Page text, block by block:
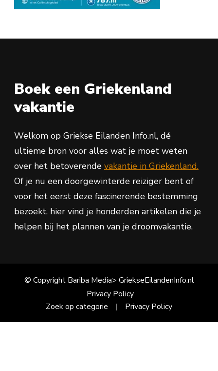
Boek een Griekenland
vakantie
Welkom op Griekse Eilanden Info.nl, dé
ultieme bron voor alles wat je moet weten
over het betoverende vakantie in Griekenland.
Of je nu een doorgewinterde reiziger bent of
voor het eerst deze fascinerende bestemming
bezoekt, hier vind je honderden artikelen die je
helpen bij het plannen van je droomvakantie.
© Copyright Bariba Media> GriekseEilandenInfo.nl
Privacy Policy
Zoek op categorie
Privacy Policy